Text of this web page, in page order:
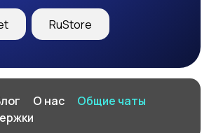
RuStore
О нас
Общие чаты